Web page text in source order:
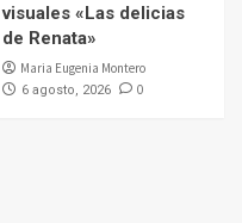
visuales «Las delicias
de Renata»
Maria Eugenia Montero
6 agosto, 2026 0